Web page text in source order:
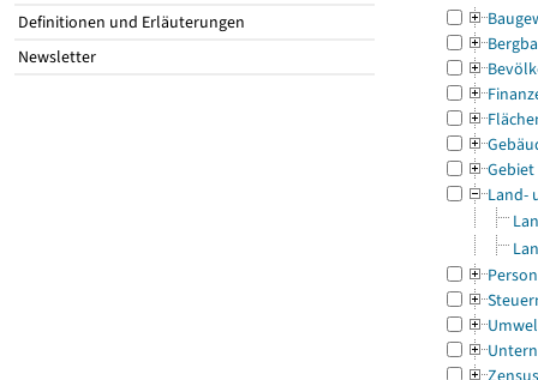
Definitionen und Erläuterungen
Newsletter
Gebiet
Land-
Zensus